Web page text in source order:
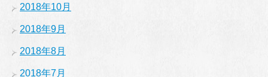
2018年10月
2018年9月
2018年8月
2018年7月